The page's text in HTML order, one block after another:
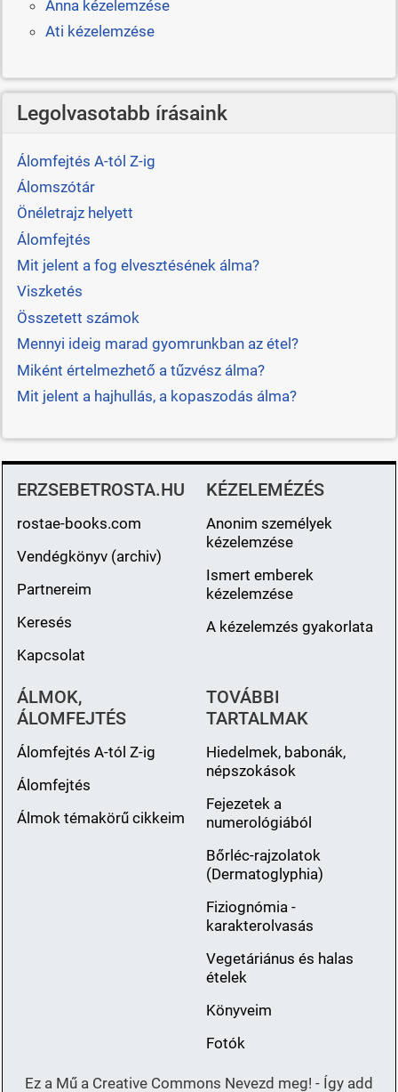
Anna kézelemzése
Ati kézelemzése
Legolvasotabb írásaink
Álomfejtés A-tól Z-ig
Álomszótár
Önéletrajz helyett
Álomfejtés
Mit jelent a fog elvesztésének álma?
Viszketés
Összetett számok
Mennyi ideig marad gyomrunkban az étel?
Miként értelmezhető a tűzvész álma?
Mit jelent a hajhullás, a kopaszodás álma?
ERZSEBETROSTA.HU
rostae-books.com
Vendégkönyv (archiv)
Partnereim
Keresés
Kapcsolat
KÉZELEMÉZÉS
Anonim személyek
kézelemzése
Ismert emberek
kézelemzése
A kézelemzés gyakorlata
ÁLMOK,
ÁLOMFEJTÉS
Álomfejtés A-tól Z-ig
Álomfejtés
Álmok témakörű cikkeim
TOVÁBBI
TARTALMAK
Hiedelmek, babonák,
népszokások
Fejezetek a
numerológiából
Bőrléc-rajzolatok
(Dermatoglyphia)
Fiziognómia -
karakterolvasás
Vegetáriánus és halas
ételek
Könyveim
Fotók
Ez a Mű a Creative Commons Nevezd meg! - Így add